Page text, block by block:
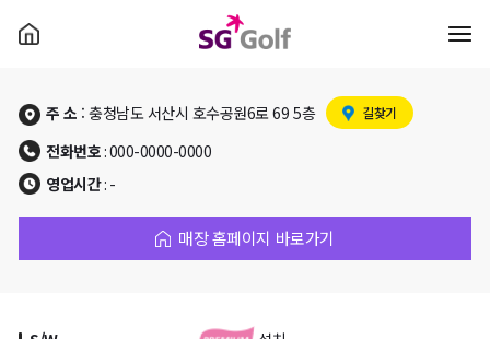
주 소 : 충청남도 서산시 호수공원6로 69 5층 길찾기
전화번호: 000-0000-0000
영업시간: -
매장 홈페이지 바로가기